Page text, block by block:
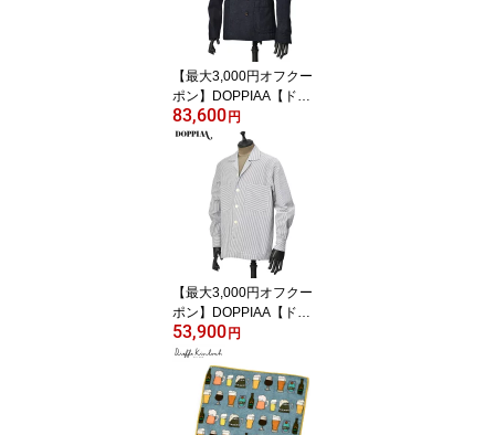
【最大3,000円オフクー
ポン】DOPPIAA【ドッ
ピアアー】ダブルジャケ
ット AANSONIAJP.5 AB
7301 26 JEANS SCURO
コットン インディゴ
83,600 円
【最大3,000円オフクー
ポン】DOPPIAA【ドッ
ピアアー】オーバーシャ
ツ AABBA AB7303 0120
BIANCO E BLU MARINE
コットン シアサッカー
ブルー ホワイト
53,900 円